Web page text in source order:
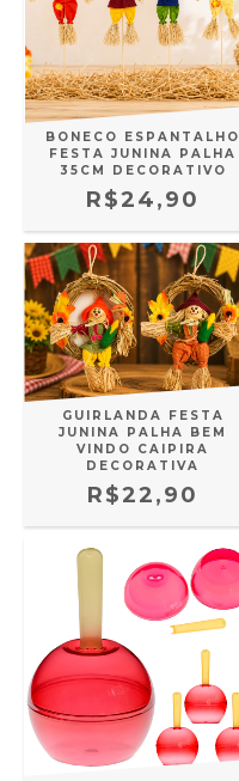
BONECO ESPANTALHO
FESTA JUNINA PALHA
35CM DECORATIVO
R$24,90
GUIRLANDA FESTA
JUNINA PALHA BEM
VINDO CAIPIRA
DECORATIVA
R$22,90